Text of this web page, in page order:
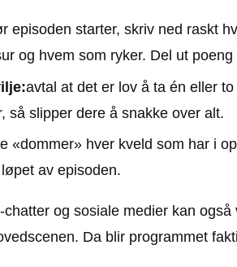
episoden starter, skriv ned raskt
og hvem som ryker. Del ut
avtal at det er lov å ta én eller
så slipper dere å snakke over alt.
«dommer» hver kveld som har i
av episoden.
chatter og sosiale medier kan
Da blir programmet